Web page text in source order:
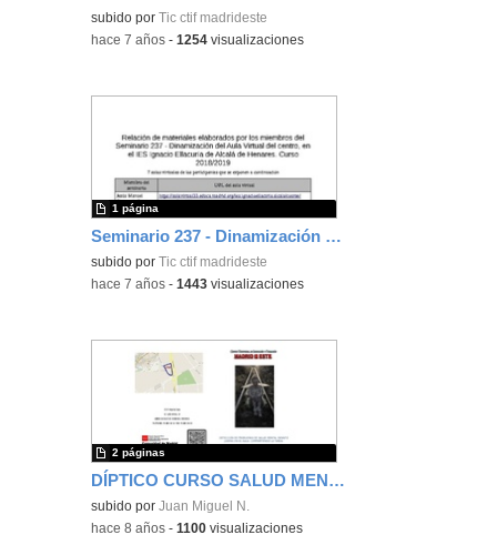
subido por Tic ctif madrideste
-hace 7 años -1254 visualizaciones
Seminario 237 - Dinamización del Aula Virtual del centro, en el IES Ignacio Ellacuría de Alcalá de Henares. Curso 2018/2019
subido por Tic ctif madrideste
1 página
-hace 7 años -1443 visualizaciones
DÍPTICO CURSO SALUD MENTAL
subido porJuan Miguel N.
2 páginas
-hace 8 años -1100 visualizaciones